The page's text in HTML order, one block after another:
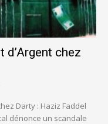
d’Argent chez
Darty : Haziz Faddel
dénonce un scandale